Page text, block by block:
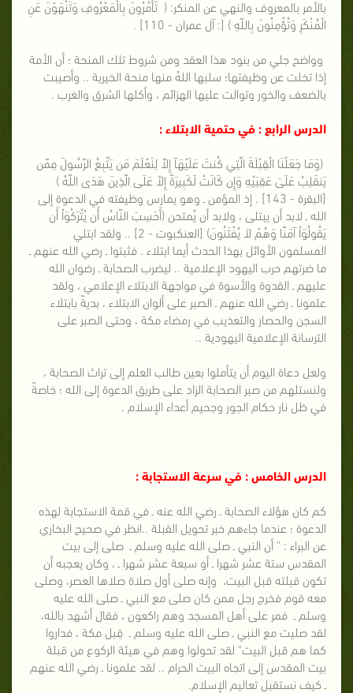
بالأمر بالمعروف والنهي عن المنكر: ( تَأْمُرُونَ بِالْمَعْرُوفِ وَتَنْهَوْنَ عَنِ
الْمُنْكَرِ وَتُؤْمِنُونَ بِاللّهِ ) [: آل عمران - 110] .
وواضح جلي من بنود هذا العقد ومن شروط تلك المنحة ؛ أن الأمة
إذا تخلت عن وظيفتها؛ سلبها اللهُ منها منحة الخيرية .. وأصيبت
بالضعف والخور وتوالت عليها الهزائم ، وأكلها الشرق والغرب .
الدرس الرابع : في حتمية الابتلاء :
(وَمَا جَعَلْنَا الْقِبْلَةَ الّتِي كُنتَ عَلَيْهَآ إِلاّ لِنَعْلَمَ مَن يَتّبِعُ الرّسُولَ مِمّن
يَنقَلِبُ عَلَىَ عَقِبَيْهِ وَإِن كَانَتْ لَكَبِيرَةً إِلاّ عَلَى الّذِينَ هَدَى اللّهُ )
[البقرة - 143] . إذ المؤمن ـ وهو يمارس وظيفته في الدعوة إلى
الله ـ لابد أن يبتلى ، ولابد أن يُمتحن (أَحَسِبَ النّاسُ أَن يُتْرَكُوَاْ أَن
يَقُولُوَاْ آمَنّا وَهُمْ لاَ يُفْتَنُونَ) [العنكبوت - 2] .. ولقد ابتلي
المسلمون الأوائل بهذا الحدث أيما ابتلاء . فثبتوا ـ رضي الله عنهم ـ
ما ضرتهم حرب اليهود الإعلامية .. ليضرب الصحابة ـ رضوان الله
عليهم ـ القدوة والأسوة في مواجهة الابتلاء الإعلامي ، ولقد
علمونا ـ رضي الله عنهم ـ الصبر على ألوان الابتلاء ، بديةً بابتلاء
السجن والحصار والتعذيب في رمضاء مكة ، وحتى الصبر على
الترسانة الإعلامية اليهودية ..
ولعل دعاة اليوم أن يتأملوا بعين طالب العلم إلى تراث الصحابة ،
ولنستلهم من صبر الصحابة الزاد على طريق الدعوة إلى الله ؛ خاصةً
في ظل نار حكام الجور وجحيم أعداء الإسلام .
الدرس الخامس : في سرعة الاستجابة :
كم كان هؤلاء الصحابة ـ رضي الله عنه ـ في قمة الاستجابة لهذه
الدعوة ؛ عندما جاءهم خبر تحويل القبلة ..انظر في صحيح البخاري
عن البراء : " أن النبي ـ صلى الله عليه وسلم ـ صلى إلى بيت
المقدس ستة عشر شهرا ـ أو سبعة عشر شهرا ـ ، وكان يعجبه أن
تكون قبلته قبل البيت، وإنه صلى أول صلاة صلاها العصر، وصلى
معه قوم فخرج رجل ممن كان صلى مع النبي ـ صلى الله عليه
وسلم ـ فمر على أهل المسجد وهم راكعون ، فقال أشهد بالله،
لقد صليت مع النبي ـ صلى الله عليه وسلم ـ قِبل مكة ، فداروا
كما هم قبل البيت" لقد تحولوا وهم في هيئة الركوع من قبلة
بيت المقدس إلى اتجاه البيت الحرام .. لقد علمونا ـ رضي الله عنهم
ـ كيف نستقبل تعاليم الإسلام.